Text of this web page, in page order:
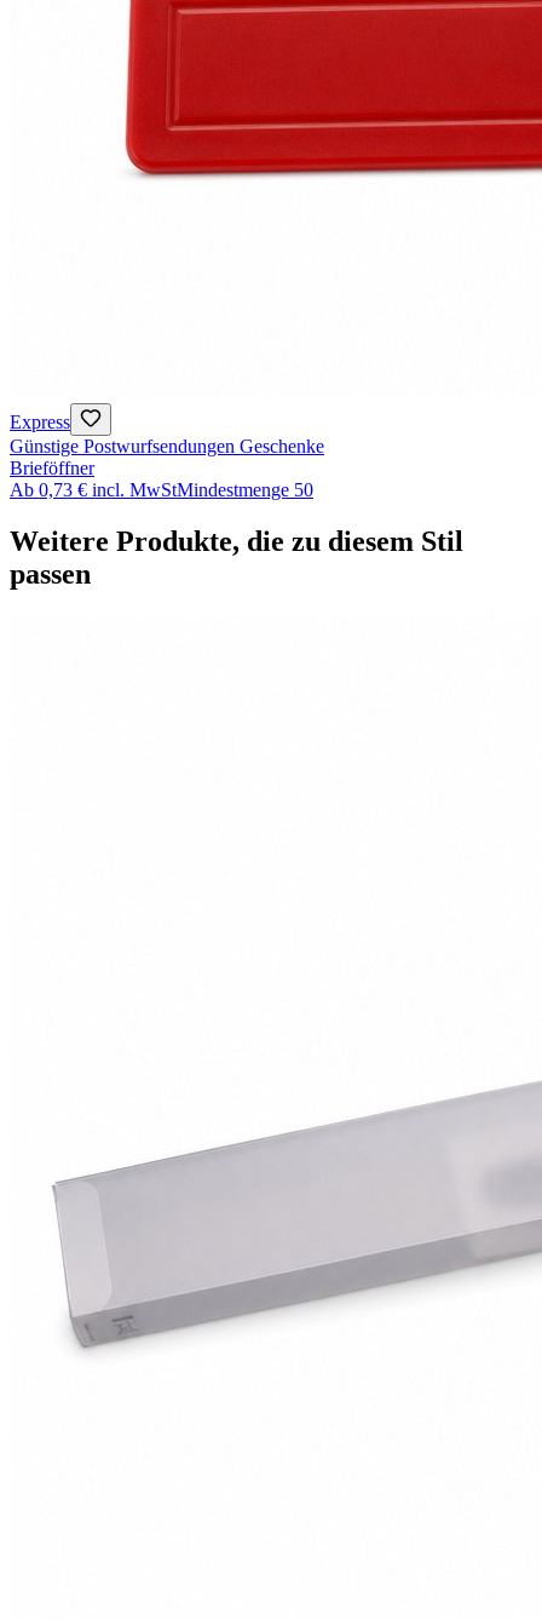
Express
Günstige Postwurfsendungen Geschenke
Brieföffner
Ab 0,73 € incl. MwStMindestmenge 50
Weitere Produkte, die zu diesem Stil
passen